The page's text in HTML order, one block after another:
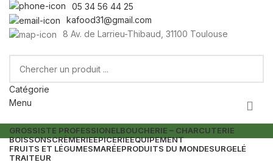
05 34 56 44 25
kafood31@gmail.com
8 Av. de Larrieu-Thibaud, 31100 Toulouse
Catégorie
Menu
GROSSISTE PROFESSIONELBOUCHERIE – CHARCUTERIE
BOISSONSCRÈMERIEEPICERIEEQUIPEMENT
FRUITS ET LÉGUMESMARÉEPRODUITS DU MONDESURGELÉ
TRAITEUR